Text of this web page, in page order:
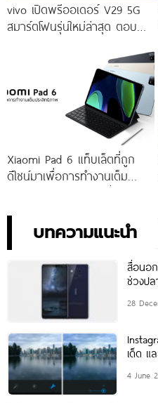
vivo เปิดพรีออเดอร์ V29 5G
สมาร์ตโฟนรุ่นใหม่ล่าสุด ตอบ
ราคาเริ่มต้นเพียง 14,999 บาท
จัดเต็มกับโปรโมชันพิเศษก่อนใคร
Xiaomi Pad 6 แท็บเล็ตที่ถูก
ดีไซน์มาเพื่อการทำงานเต็ม
บทความแนะนำ
สื่อนอ
ช่วงป
28
เด็ด แ
4 June